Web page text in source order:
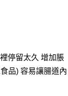
停留太久 增加脹
品) 容易讓腸道內